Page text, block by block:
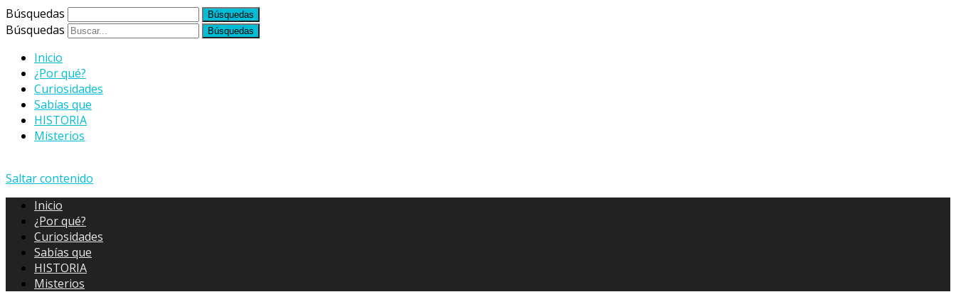
Búsquedas
Búsquedas
Inicio
¿Por qué?
Curiosidades
Sabías que
HISTORIA
Misterios
Saltar contenido
Inicio
¿Por qué?
Curiosidades
Sabías que
HISTORIA
Misterios